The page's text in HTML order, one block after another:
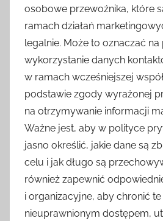
osobowe przewoźnika, które
ramach działań
legalnie. Może to oznaczać na
wykorzystanie danych
w ramach wcześniejszej
podstawie zgody wyrażonej
na otrzymywanie informacji
Ważne jest, aby w polityce
jasno określić, jakie dane są
celu i jak długo są
również zapewnić
i organizacyjne, aby chronić
nieuprawnionym dostępem,